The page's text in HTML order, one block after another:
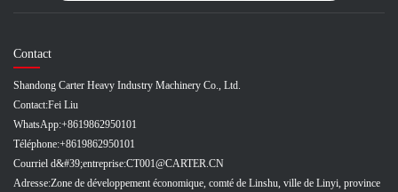
Contact
Shandong Carter Heavy Industry Machinery Co., Ltd.
Contact:Fei Liu
WhatsApp:+8619862950101
Téléphone:+8619862950101
Courriel d&#39;entreprise:CT001@CARTER.CN
Adresse:Zone de développement économique, comté de Linshu, ville de Linyi, province